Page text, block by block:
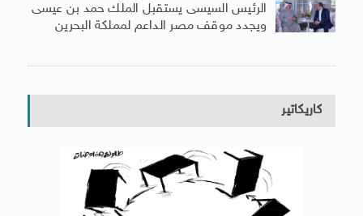
الرئيس السيسى يستقبل الملك حمد بن عيسى
ويجدد موقف مصر الداعم لمملكة البحرين
كاريكاتير